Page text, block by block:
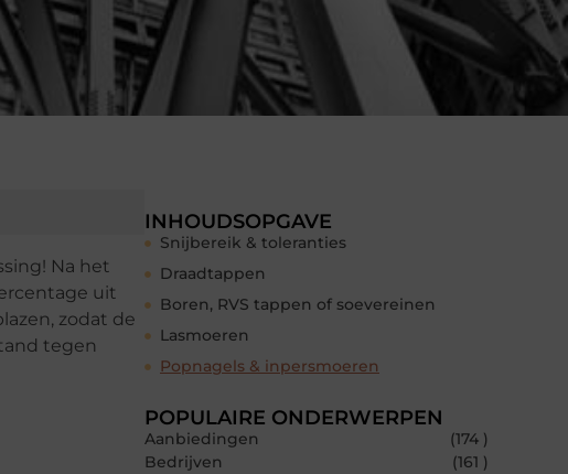
Na het
uit
zodat de
tegen
INHOUDSOPGAVE
Snijbereik & toleranties
Draadtappen
Boren, RVS tappen of soevereinen
Lasmoeren
Popnagels & inpersmoeren
POPULAIRE ONDERWERPEN
Aanbiedingen
(174 )
Bedrijven
(161 )